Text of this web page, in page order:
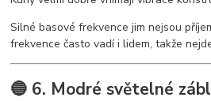
Silné basové frekvence jim nejsou
frekvence často vadí i lidem, takže
🔵 6. Modré světelné